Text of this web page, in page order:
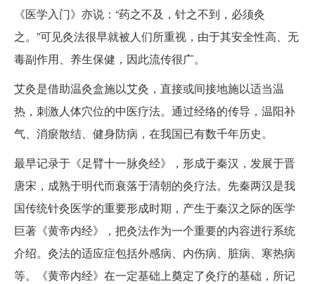
《医学入门》亦说：“药之不及，针之不到，必须灸
之。”可见灸法很早就被人们所重视，由于其安全性高、无
毒副作用、养生保健，因此流传很广。
艾灸是借助温灸盒施以艾灸，直接或间接地施以适当温
热，刺激人体穴位的中医疗法。通过经络的传导，温阳补
气、消瘀散结、健身防病，在我国已有数千年历史。
最早记录于《足臂十一脉灸经》，形成于秦汉，发展于晋
唐宋，成熟于明代而衰落于清朝的灸疗法。先秦两汉是我
国传统针灸医学的重要形成时期，产生于秦汉之际的医学
巨著《黄帝内经》，把灸法作为一个重要的内容进行系统
介绍。灸法的适应症包括外感病、内伤病、脏病、寒热病
等。《黄帝内经》在一定基础上奠定了灸疗的基础，所记